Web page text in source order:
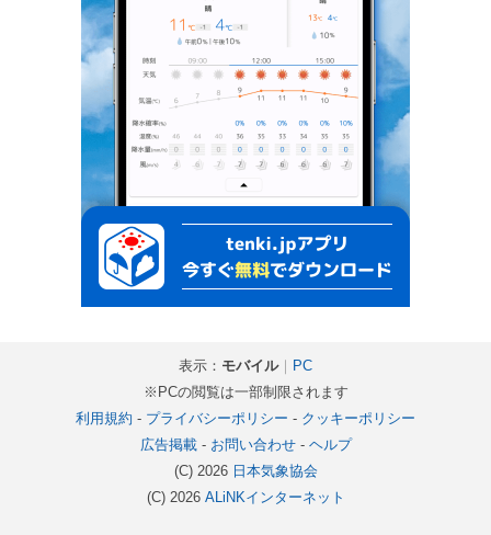
表示： モバイル｜
PC
※PCの閲覧は一部制限されます
利用規約 - プライバシーポリシー - クッキーポリシー
広告掲載- お問い合わせ- ヘルプ
(C) 2026 日本気象協会
(C) 2026 ALiNKインターネット